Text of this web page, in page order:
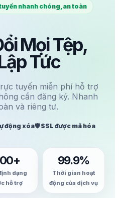
nhanh chóng, an toàn
Mọi Tệp,
Tức
tuyến miễn phí hỗ trợ
cần đăng ký. Nhanh
và riêng tư.
động xóa🛡️ SSL được mã hóa
dạng
hỗ trợ
99.9%
Thời gian hoạt
động của dịch vụ